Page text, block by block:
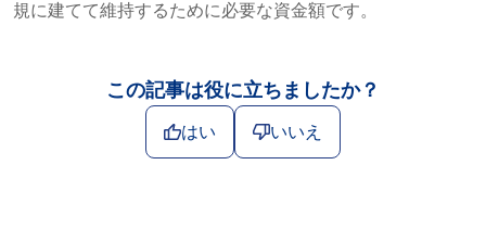
規に建てて維持するために必要な資金額です。
この記事は役に立ちましたか？
はい いいえ